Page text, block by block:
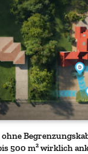
500 m² wirklich